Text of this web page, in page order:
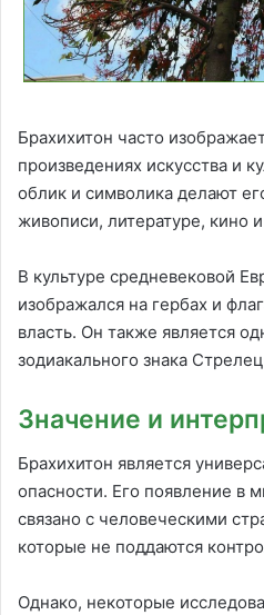
Брахихитон часто
произведениях искусства и
облик и символика делают
живописи, литературе, кино
В культуре средневековой
изображался на гербах и
власть. Он также является
зодиакального знака
Значение и
Брахихитон является
опасности. Его появление в
связано с человеческими
которые не поддаются
Однако, некоторые